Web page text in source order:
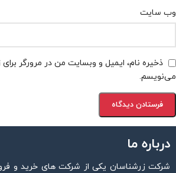
وب‌ سایت
ذخیره نام، ایمیل و وبسایت من در مرورگر
می‌نویسم.
درباره ما
شرکت زرشناسان یکی از شرکت های خرید و